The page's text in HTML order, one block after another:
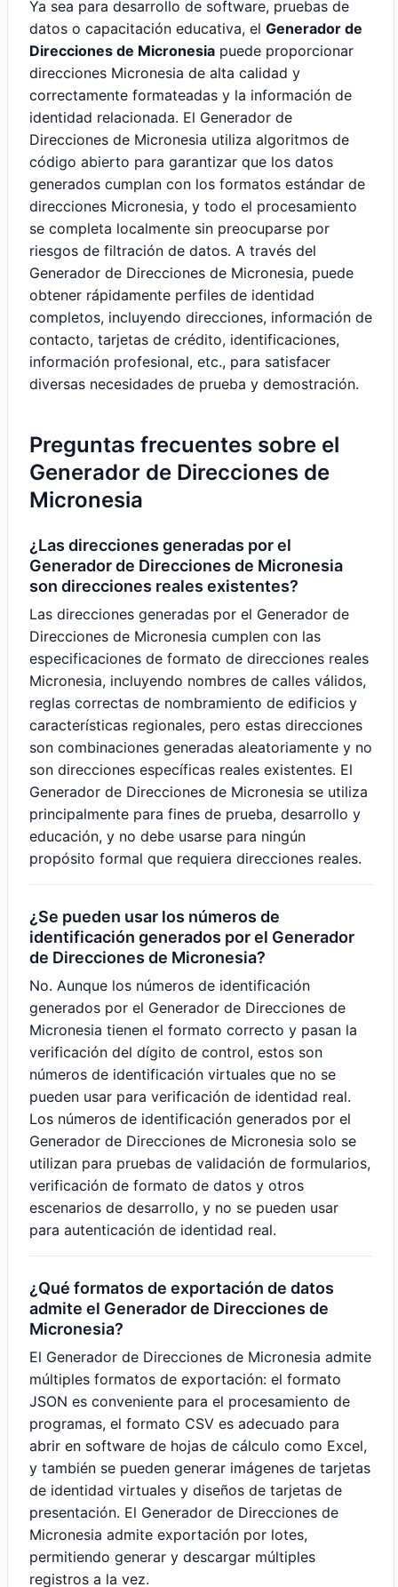
Ya sea para desarrollo de software, pruebas de
datos o capacitación educativa, el Generador de
Direcciones de Micronesia puede proporcionar
direcciones Micronesia de alta calidad y
correctamente formateadas y la información de
identidad relacionada. El Generador de
Direcciones de Micronesia utiliza algoritmos de
código abierto para garantizar que los datos
generados cumplan con los formatos estándar de
direcciones Micronesia, y todo el procesamiento
se completa localmente sin preocuparse por
riesgos de filtración de datos. A través del
Generador de Direcciones de Micronesia, puede
obtener rápidamente perfiles de identidad
completos, incluyendo direcciones, información de
contacto, tarjetas de crédito, identificaciones,
información profesional, etc., para satisfacer
diversas necesidades de prueba y demostración.
Preguntas frecuentes sobre el
Generador de Direcciones de
Micronesia
¿Las direcciones generadas por el
Generador de Direcciones de Micronesia
son direcciones reales existentes?
Las direcciones generadas por el Generador de
Direcciones de Micronesia cumplen con las
especificaciones de formato de direcciones reales
Micronesia, incluyendo nombres de calles válidos,
reglas correctas de nombramiento de edificios y
características regionales, pero estas direcciones
son combinaciones generadas aleatoriamente y no
son direcciones específicas reales existentes. El
Generador de Direcciones de Micronesia se utiliza
principalmente para fines de prueba, desarrollo y
educación, y no debe usarse para ningún
propósito formal que requiera direcciones reales.
¿Se pueden usar los números de
identificación generados por el Generador
de Direcciones de Micronesia?
No. Aunque los números de identificación
generados por el Generador de Direcciones de
Micronesia tienen el formato correcto y pasan la
verificación del dígito de control, estos son
números de identificación virtuales que no se
pueden usar para verificación de identidad real.
Los números de identificación generados por el
Generador de Direcciones de Micronesia solo se
utilizan para pruebas de validación de formularios,
verificación de formato de datos y otros
escenarios de desarrollo, y no se pueden usar
para autenticación de identidad real.
¿Qué formatos de exportación de datos
admite el Generador de Direcciones de
Micronesia?
El Generador de Direcciones de Micronesia admite
múltiples formatos de exportación: el formato
JSON es conveniente para el procesamiento de
programas, el formato CSV es adecuado para
abrir en software de hojas de cálculo como Excel,
y también se pueden generar imágenes de tarjetas
de identidad virtuales y diseños de tarjetas de
presentación. El Generador de Direcciones de
Micronesia admite exportación por lotes,
permitiendo generar y descargar múltiples
registros a la vez.